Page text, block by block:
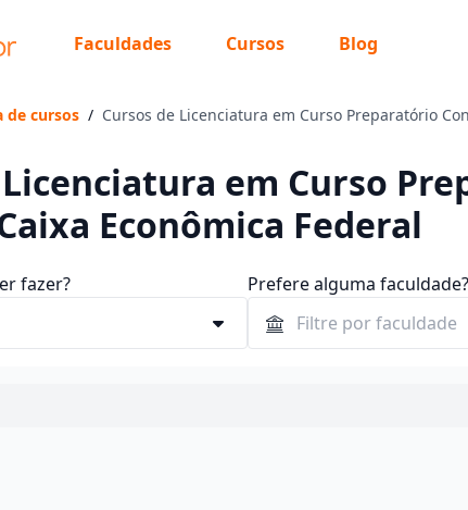
Faculdades Cursos Blog
de cursos / Cursos de Licenciatura em Curso Preparatório
em Curso
Econômica Federal
fazer? Prefere alguma faculdade?